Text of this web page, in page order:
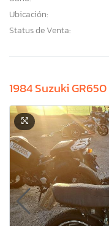
Ubicación:
Status de Venta:
1984 Suzuki GR650